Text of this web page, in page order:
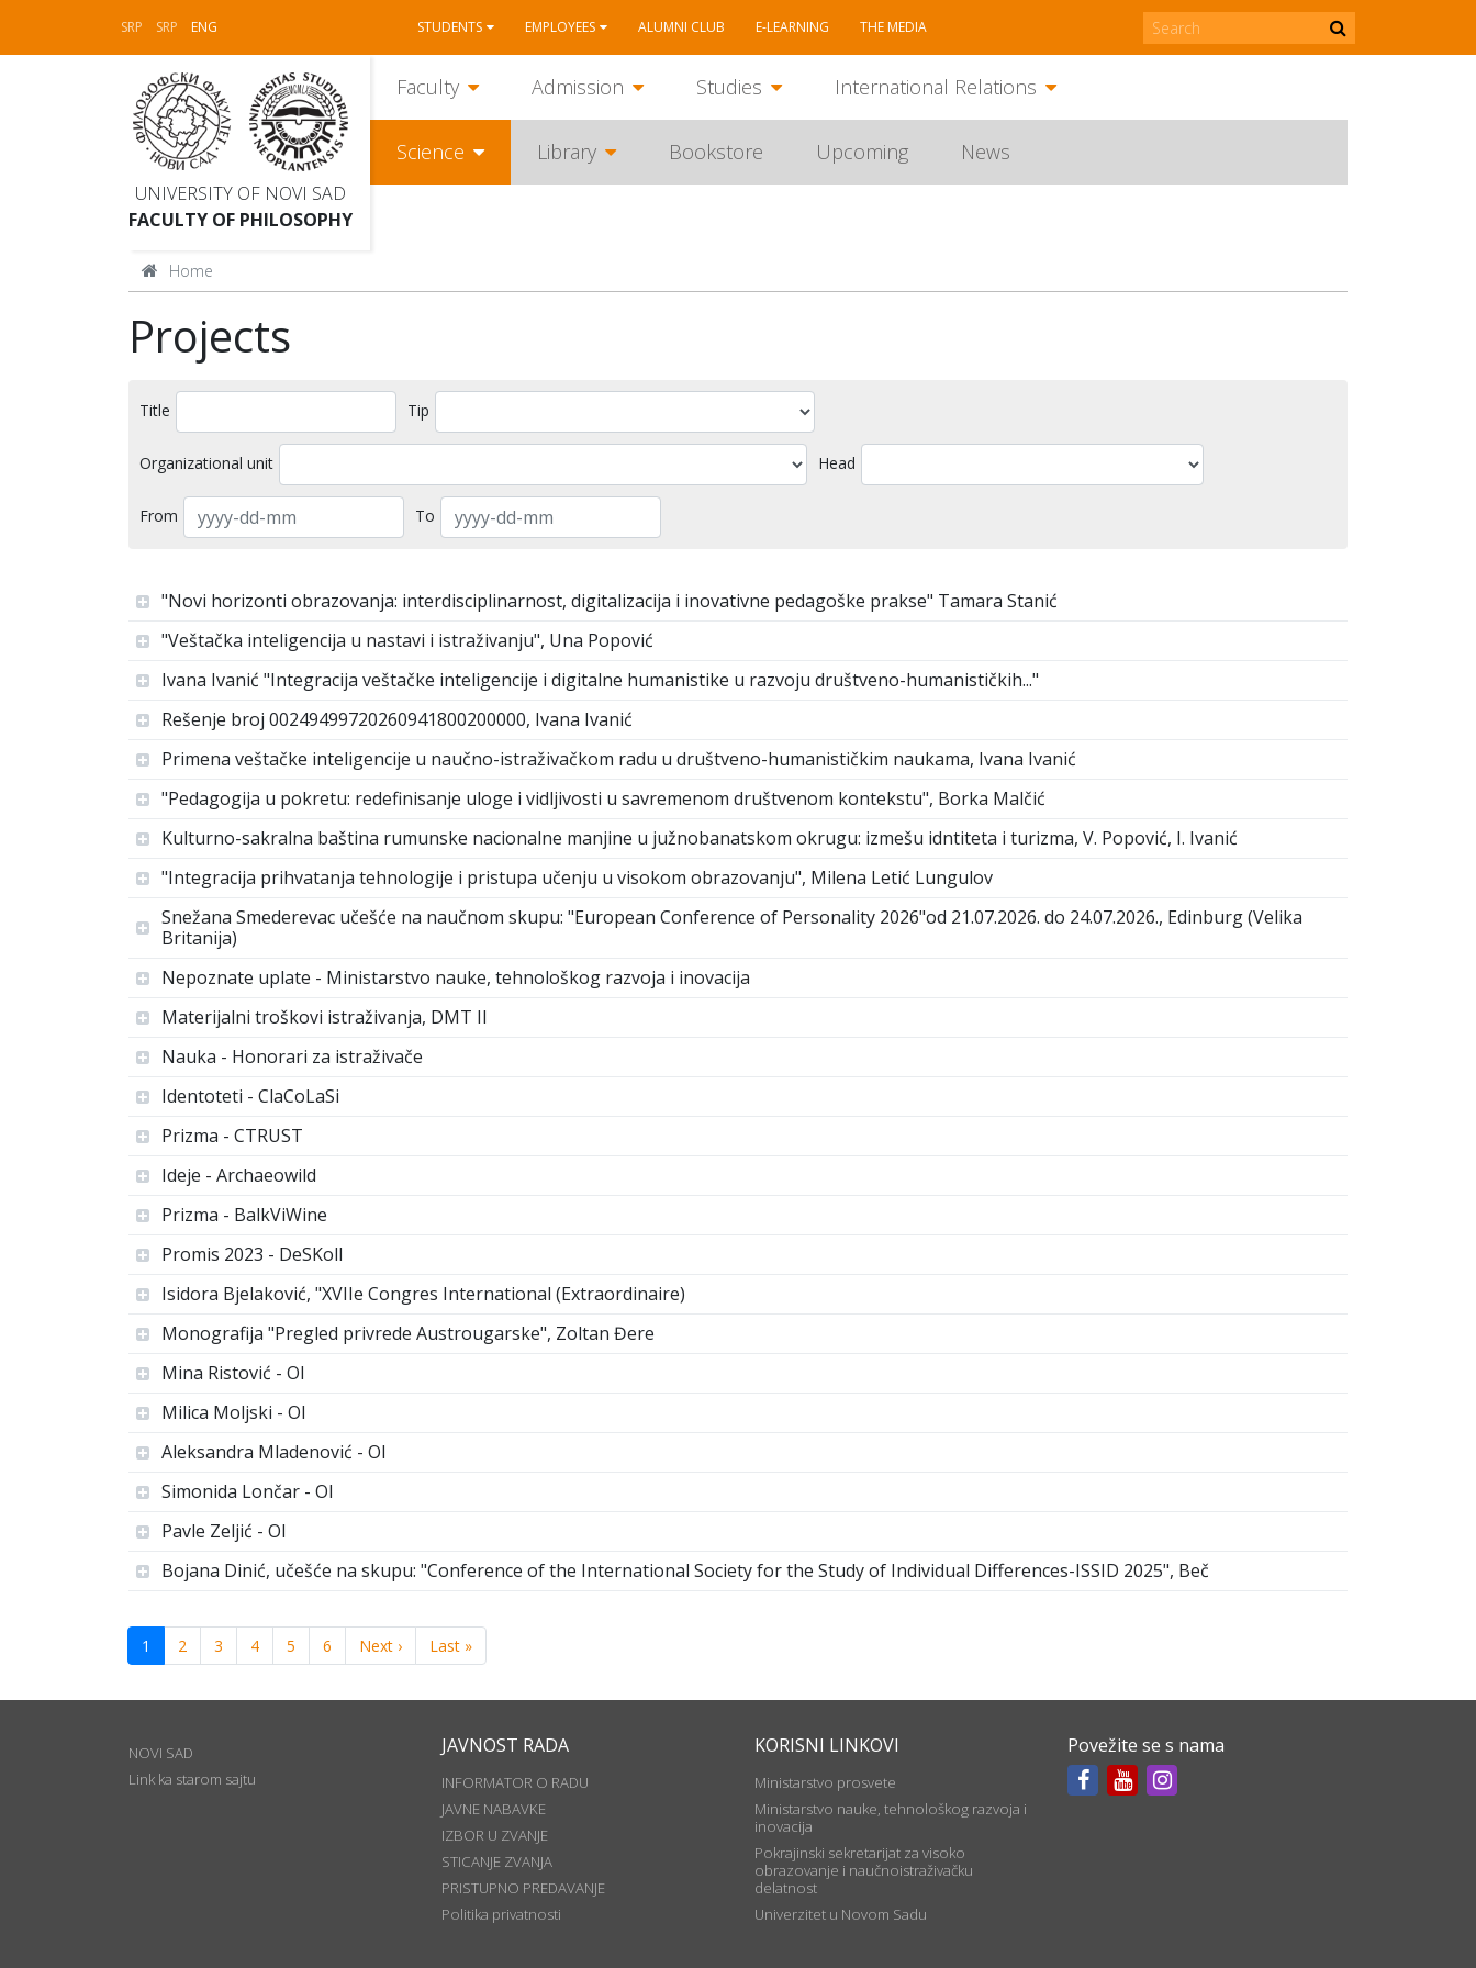
SRP SRP ENG STUDENTS EMPLOYEES ALUMNI CLUB E-LEARNING THE MEDIA
UNIVERSITY OF NOVI SAD
FACULTY OF PHILOSOPHY
Faculty Admission Studies International Relations
Science Library Bookstore Upcoming News
Home
Projects
Title Tip
Organizational unit Head
From To
"Novi horizonti obrazovanja: interdisciplinarnost, digitalizacija i inovativne pedagoške prakse" Tamara Stanić
"Veštačka inteligencija u nastavi i istraživanju", Una Popović
Ivana Ivanić "Integracija veštačke inteligencije i digitalne humanistike u razvoju društveno-humanističkih..."
Rešenje broj 00249499720260941800200000, Ivana Ivanić
Primena veštačke inteligencije u naučno-istraživačkom radu u društveno-humanističkim naukama, Ivana Ivanić
"Pedagogija u pokretu: redefinisanje uloge i vidljivosti u savremenom društvenom kontekstu", Borka Malčić
Kulturno-sakralna baština rumunske nacionalne manjine u južnobanatskom okrugu: izmešu idntiteta i turizma, V. Popović, I. Ivanić
"Integracija prihvatanja tehnologije i pristupa učenju u visokom obrazovanju", Milena Letić Lungulov
Snežana Smederevac učešće na naučnom skupu: "European Conference of Personality 2026"od 21.07.2026. do 24.07.2026., Edinburg (Velika
Britanija)
Nepoznate uplate - Ministarstvo nauke, tehnološkog razvoja i inovacija
Materijalni troškovi istraživanja, DMT II
Nauka - Honorari za istraživače
Identoteti - ClaCoLaSi
Prizma - CTRUST
Ideje - Archaeowild
Prizma - BalkViWine
Promis 2023 - DeSKoll
Isidora Bjelaković, "XVIIe Congres International (Extraordinaire)
Monografija "Pregled privrede Austrougarske", Zoltan Đere
Mina Ristović - OI
Milica Moljski - OI
Aleksandra Mladenović - OI
Simonida Lončar - OI
Pavle Zeljić - OI
Bojana Dinić, učešće na skupu: "Conference of the International Society for the Study of Individual Differences-ISSID 2025", Beč
1 2 3 4 5 6 Next › Last »
NOVI SAD
Link ka starom sajtu
JAVNOST RADA
INFORMATOR O RADU
JAVNE NABAVKE
IZBOR U ZVANJE
STICANJE ZVANJA
PRISTUPNO PREDAVANJE
Politika privatnosti
KORISNI LINKOVI
Ministarstvo prosvete
Ministarstvo nauke, tehnološkog razvoja i
inovacija
Pokrajinski sekretarijat za visoko
obrazovanje i naučnoistraživačku
delatnost
Univerzitet u Novom Sadu
Povežite se s nama